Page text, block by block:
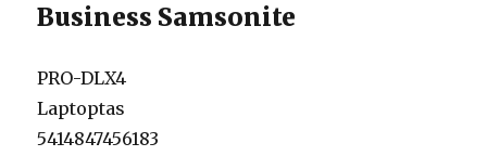
Business Samsonite
PRO-DLX4
Laptoptas
5414847456183